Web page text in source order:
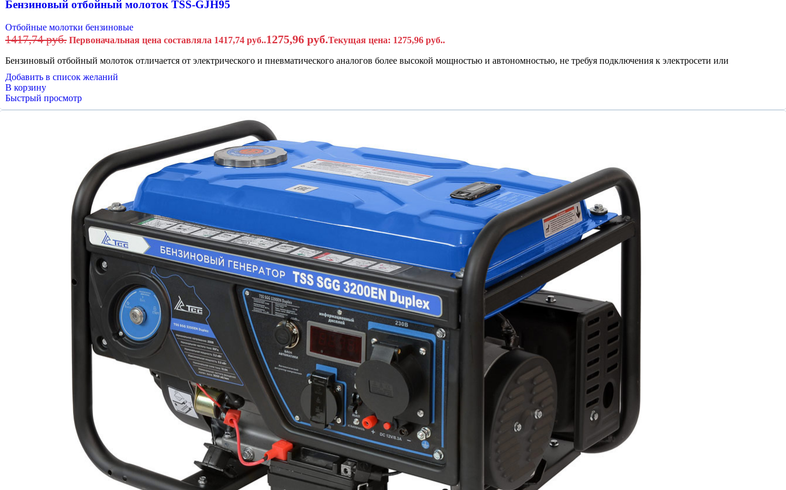
Бензиновый отбойный молоток TSS-GJH95
Отбойные молотки бензиновые
1417,74руб. Первоначальная цена составляла 1417,74 руб..1275,96 руб.Текущая цена: 1275,96 руб..
Бензиновый отбойный молоток отличается от электрического и пневматического аналогов более высокой мощностью и автономностью, не требуя подключения к электросети или
Добавить в список желаний
В корзину
Быстрый просмотр